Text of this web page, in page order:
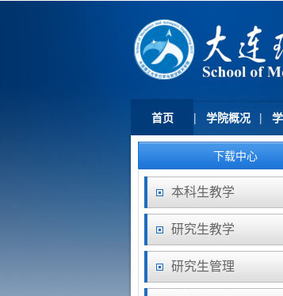
首页 | 学院概况 |
下载中心
本科生教学
研究生教学
研究生管理